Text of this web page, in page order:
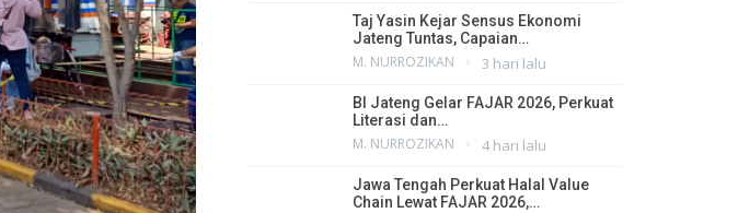
Taj Yasin Kejar Sensus Ekonomi
Jateng Tuntas, Capaian…
M. NURROZIKAN 3 hari lalu
BI Jateng Gelar FAJAR 2026, Perkuat
Literasi dan…
M. NURROZIKAN 4 hari lalu
Jawa Tengah Perkuat Halal Value
Chain Lewat FAJAR 2026,…